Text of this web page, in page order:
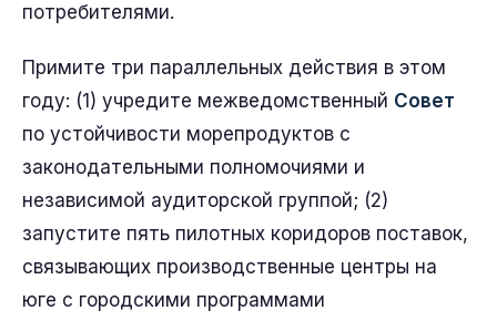
потребителями.
Примите три параллельных действия в этом
году: (1) учредите межведомственный Совет
по устойчивости морепродуктов с
законодательными полномочиями и
независимой аудиторской группой; (2)
запустите пять пилотных коридоров поставок,
связывающих производственные центры на
юге с городскими программами